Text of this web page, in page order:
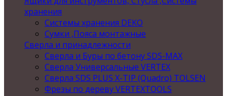
хранения
Системы хранения DEKO
Сумки ,Пояса монтажные
Сверла и принадлежности
Сверла и Буры по бетону SDS-MAX
Сверла Универсальные VERTEX
Сверла SDS PLUS X-TIP (Quadro) TOLSEN
Фрезы по дереву VERTEXTOOLS